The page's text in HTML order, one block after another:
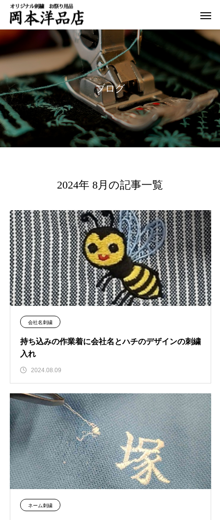
ブログ
2024年 8月の記事一覧
会社名刺繍
持ち込みの作業着に会社名とハチのデザインの刺繍
入れ
2024.08.09
ネーム刺繍